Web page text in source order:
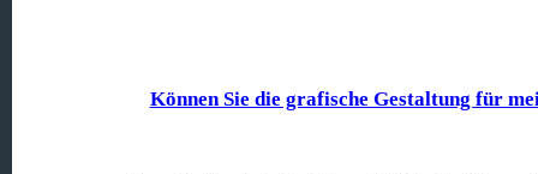
Können Sie die grafische Gestaltung für